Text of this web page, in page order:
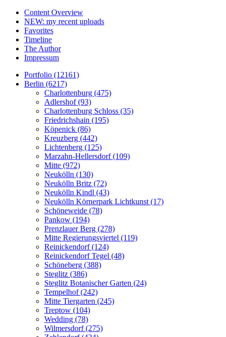
Content Overview
NEW: my recent uploads
Favorites
Timeline
The Author
Impressum
Portfolio (12161)
Berlin (6217)
Charlottenburg (475)
Adlershof (93)
Charlottenburg Schloss (35)
Friedrichshain (195)
Köpenick (86)
Kreuzberg (442)
Lichtenberg (125)
Marzahn-Hellersdorf (109)
Mitte (972)
Neukölln (130)
Neukölln Britz (72)
Neukölln Kindl (43)
Neukölln Körnerpark Lichtkunst (17)
Schöneweide (78)
Pankow (194)
Prenzlauer Berg (278)
Mitte Regierungsviertel (119)
Reinickendorf (124)
Reinickendorf Tegel (48)
Schöneberg (388)
Steglitz (386)
Steglitz Botanischer Garten (24)
Tempelhof (242)
Mitte Tiergarten (245)
Treptow (104)
Wedding (78)
Wilmersdorf (275)